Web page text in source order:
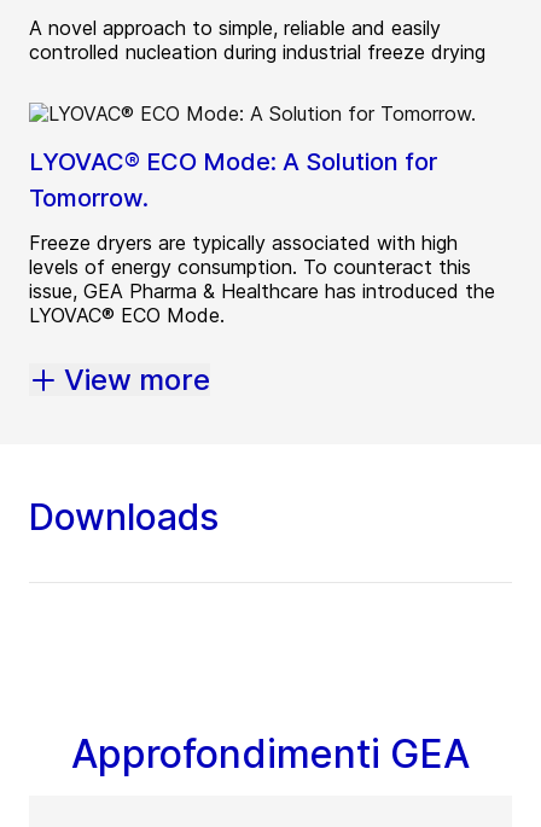
A novel approach to simple, reliable and easily
controlled nucleation during industrial freeze drying
LYOVAC® ECO Mode: A Solution for
Tomorrow.
Freeze dryers are typically associated with high
levels of energy consumption. To counteract this
issue, GEA Pharma & Healthcare has introduced the
LYOVAC® ECO Mode.
View more
Downloads
Approfondimenti GEA